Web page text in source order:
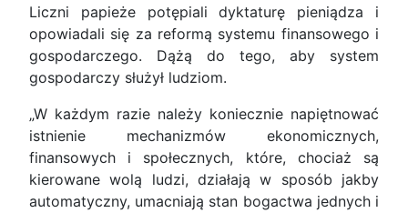
Liczni papieże potępiali dyktaturę pieniądza i
opowiadali się za reformą systemu finansowego i
gospodarczego. Dążą do tego, aby system
gospodarczy służył ludziom.
„W każdym razie należy koniecznie napiętnować
istnienie mechanizmów ekonomicznych,
finansowych i społecznych, które, chociaż są
kierowane wolą ludzi, działają w sposób jakby
automatyczny, umacniają stan bogactwa jednych i